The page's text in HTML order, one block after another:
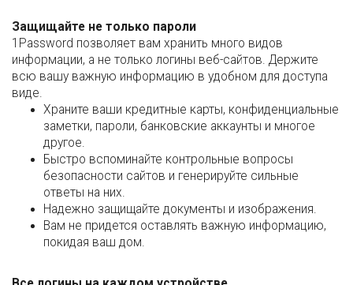
Защищайте не только пароли
1Password позволяет вам хранить много видов
информации, а не только логины веб-сайтов. Держите
всю вашу важную информацию в удобном для доступа
виде.
Храните ваши кредитные карты, конфиденциальные
заметки, пароли, банковские аккаунты и многое
другое.
Быстро вспоминайте контрольные вопросы
безопасности сайтов и генерируйте сильные
ответы на них.
Надежно защищайте документы и изображения.
Вам не придется оставлять важную информацию,
покидая ваш дом.